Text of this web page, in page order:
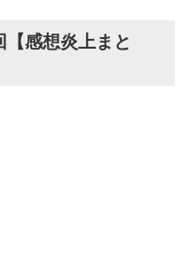
感想炎上まと